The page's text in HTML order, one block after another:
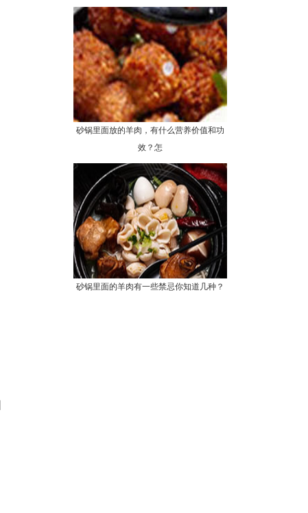
砂锅里面放的羊肉，有什么营养价值和功
效？怎
砂锅里面的羊肉有一些禁忌你知道几种？